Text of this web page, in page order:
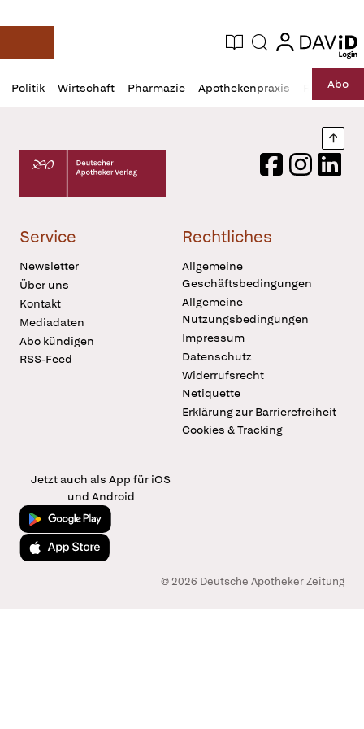
Deutsche Apotheker Zeitung
Aktuelle Ausgabe
Suche login
login
Politik Wirtschaft Pharmazie Apothekenpraxis RechtAbo
Profil
öffnen
Daz
Pur
Deutscher Apotheker Verlag Logo
FacebookInstagram
Service
Newsletter
Über uns
Kontakt
Mediadaten
Abo kündigen
RSS-Feed
Rechtliches
Allgemeine
Geschäftsbedingungen
Allgemeine
Nutzungsbedingungen
Impressum
Datenschutz
Widerrufsrecht
Netiquette
Erklärung zur Barrierefreiheit
Cookies & Tracking
Jetzt auch als App für iOS
und Android
Jetzt bei Google Play
Laden im App Store
© 2026 Deutsche Apotheker Zeitung